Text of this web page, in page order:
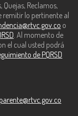
Reclamos,
remitir lo pertinente al
o
. Al momento de
el cual usted podrá
de PQRSD